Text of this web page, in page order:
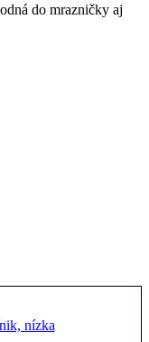
do mrazničky aj
nízka